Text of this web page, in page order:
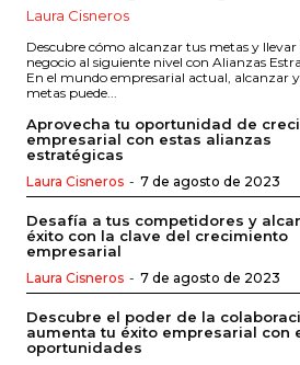
Laura Cisneros
Descubre cómo alcanzar tus metas y
negocio al siguiente nivel con Alianzas
En el mundo empresarial actual, alcanzar
metas puede...
Aprovecha tu oportunidad de
empresarial con estas alianzas
estratégicas
Laura Cisneros - 7 de agosto de 2023
Desafía a tus competidores y
éxito con la clave del crecimiento
empresarial
Laura Cisneros - 7 de agosto de 2023
Descubre el poder de la
aumenta tu éxito empresarial con
oportunidades